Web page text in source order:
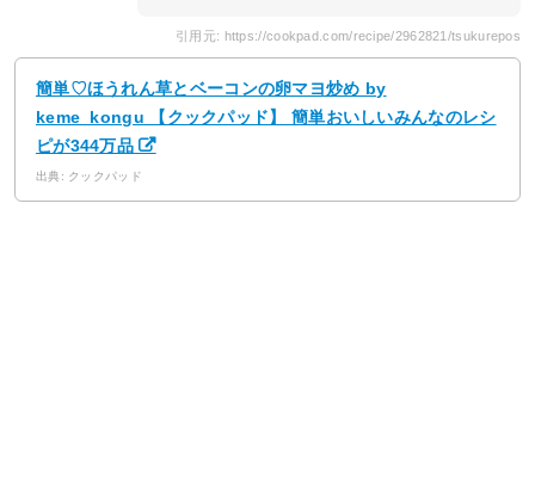
引用元: https://cookpad.com/recipe/2962821/tsukurepos
簡単♡ほうれん草とベーコンの卵マヨ炒め by
keme_kongu 【クックパッド】 簡単おいしいみんなのレシ
ピが344万品
出典: クックパッド